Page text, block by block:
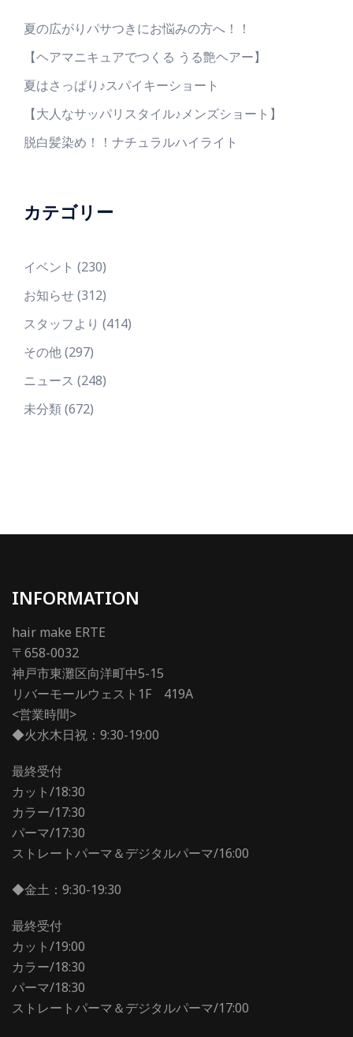
夏の広がりパサつきにお悩みの方へ！！
【ヘアマニキュアでつくる うる艶ヘアー】
夏はさっぱり♪スパイキーショート
【大人なサッパリスタイル♪メンズショート】
脱白髪染め！！ナチュラルハイライト
カテゴリー
イベント (230)
お知らせ(312)
スタッフより (414)
その他(297)
ニュース (248)
未分類(672)
INFORMATION
hair make ERTE
〒658-0032
神戸市東灘区向洋町中5-15
リバーモールウェスト1F 419A
<営業時間>
◆火水木日祝：9:30-19:00
最終受付
カット/18:30
カラー/17:30
パーマ/17:30
ストレートパーマ＆デジタルパーマ/16:00
◆金土：9:30-19:30
最終受付
カット/19:00
カラー/18:30
パーマ/18:30
ストレートパーマ＆デジタルパーマ/17:00